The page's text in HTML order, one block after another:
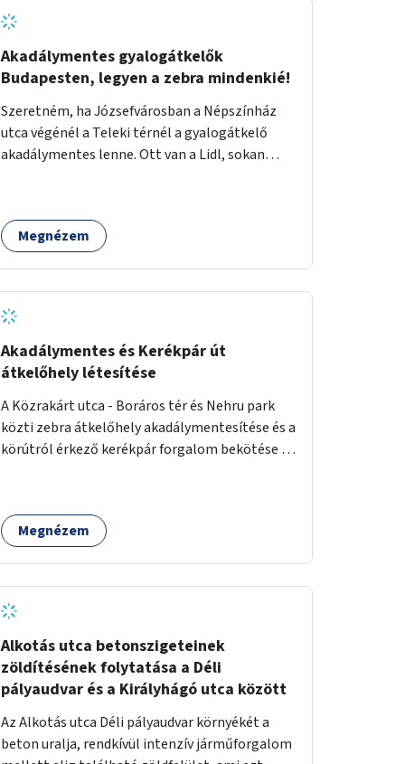
szervezésére alkalmas, csiszolt, sima
burkolattal rendelkező platformok állnak
rendelkezésre. Az 5 darab táncteret, melynek
nagysága egyenként 70 négyzetméter.
kialakítani.
Akadálymentes gyalogátkelők
Budapesten, legyen a zebra mindenkié!
Szeretném, ha Józsefvárosban a Népszínház
utca végénél a Teleki térnél a gyalogátkelő
akadálymentes lenne. Ott van a Lidl, sokan
zebra nem akadálymentes. A gyalogátkelő
mindenkié, ez ne csak elméletben legyen igaz
Megnézem
Akadálymentes és Kerékpár út
átkelőhely létesítése
A Közrakárt utca - Boráros tér és Nehru park
közti zebra átkelőhely akadálymentesítése és a
körútról érkező kerékpár forgalom bekötése a
Megnézem
Alkotás utca betonszigeteinek
zöldítésének folytatása a Déli
pályaudvar és a Királyhágó utca között
Az Alkotás utca Déli pályaudvar környékét a
beton uralja, rendkívül intenzív járműforgalom